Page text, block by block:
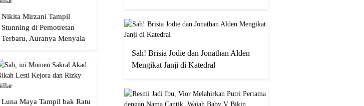
Nikita Mirzani Tampil
Stunning di Pemotretan
Terbaru, Auranya Menyala
Luna Maya Tampil bak Ratu
Sah! Brisia Jodie dan Jonathan Alden
Mengikat Janji di Katedral